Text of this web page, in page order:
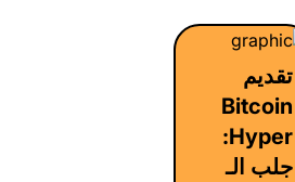
SVM. وهذا
تستطيع:
تقديم
Bitcoin
Hyper:
جلب الـ